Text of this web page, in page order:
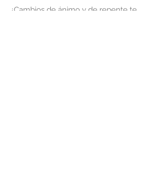
¿Cambios de ánimo y de repente te